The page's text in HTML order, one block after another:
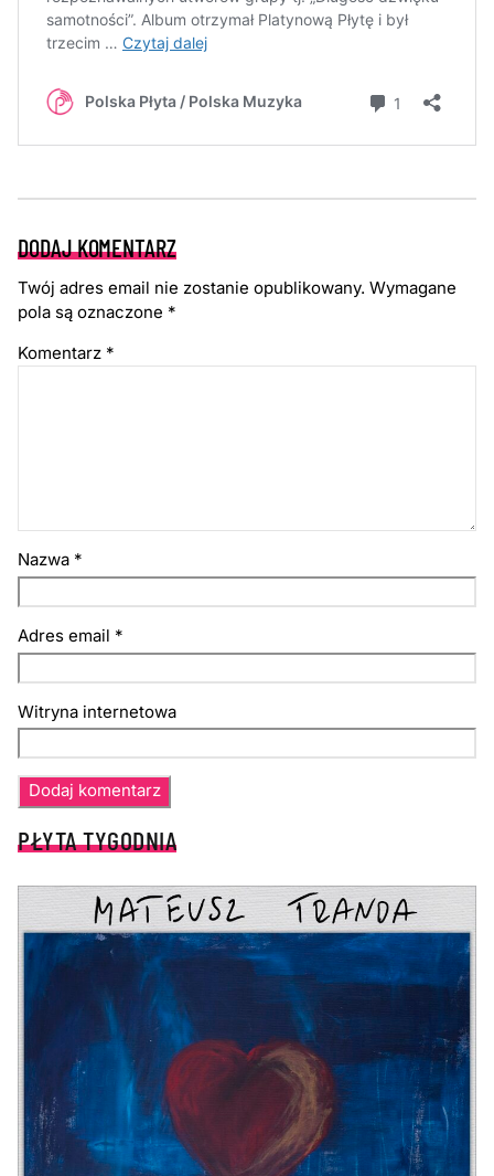
DODAJ KOMENTARZ
Twój adres email nie zostanie opublikowany. Wymagane
pola są oznaczone *
Komentarz *
Nazwa *
Adres email *
Witryna internetowa
PŁYTA TYGODNIA